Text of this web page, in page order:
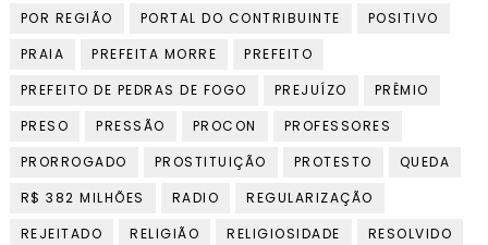
POR REGIÃO
PORTAL DO CONTRIBUINTE
POSITIVO
PRAIA
PREFEITA MORRE
PREFEITO
PREFEITO DE PEDRAS DE FOGO
PREJUÍZO
PRÊMIO
PRESO
PRESSÃO PROCON
PROFESSORES
PRORROGADO
PROSTITUIÇÃO PROTESTO
QUEDA
R$ 382 MILHÕES
RADIO
REGULARIZAÇÃO
REJEITADO
RELIGIÃO RELIGIOSIDADE
RESOLVIDO